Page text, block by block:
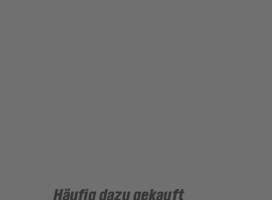
Häufig dazu gekauft